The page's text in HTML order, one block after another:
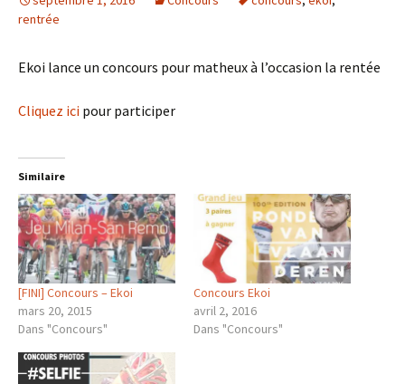
rentrée
Ekoi lance un concours pour matheux à l’occasion la rentée
Cliquez ici pour participer
Similaire
[FINI] Concours – Ekoi
mars 20, 2015
Dans "Concours"
Concours Ekoi
avril 2, 2016
Dans "Concours"